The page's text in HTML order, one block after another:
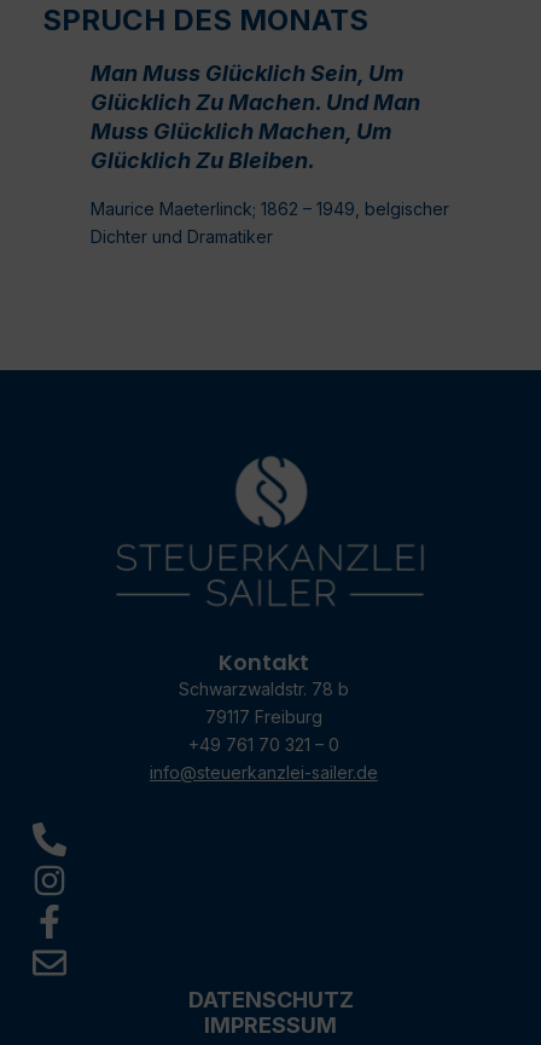
SPRUCH DES MONATS
Man Muss Glücklich Sein, Um
Glücklich Zu Machen. Und Man
Muss Glücklich Machen, Um
Glücklich Zu Bleiben.
Maurice Maeterlinck; 1862 – 1949, belgischer
Dichter und Dramatiker
Kontakt
Schwarzwaldstr. 78 b
79117 Freiburg
+49 761 70 321 – 0
info@steuerkanzlei-sailer.de
DATENSCHUTZ
IMPRESSUM